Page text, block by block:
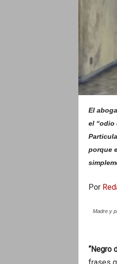
El
el “odio
porque
Por
Madre y
“Negro